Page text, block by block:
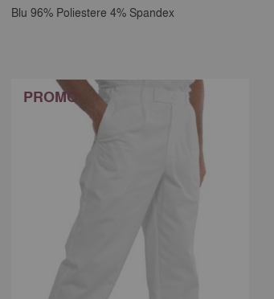
Blu 96% Poliestere 4% Spandex
PROMO